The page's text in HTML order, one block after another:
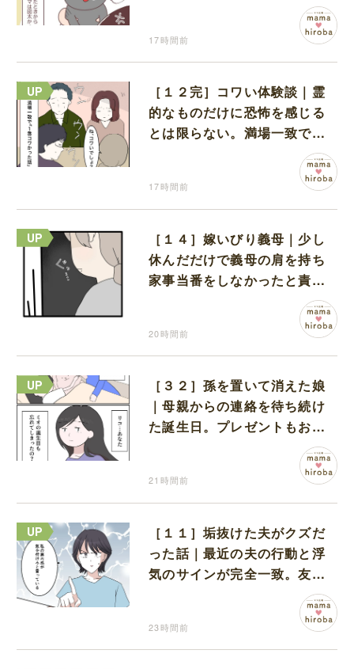
17時間前
［１２完］コワい体験談｜霊
的なものだけに恐怖を感じる
とは限らない。満場一致でコ
ワいと認定された意外な体験
17時間前
［１４］嫁いびり義母｜少し
休んだだけで義母の肩を持ち
家事当番をしなかったと責め
20時間前
［３２］孫を置いて消えた娘
｜母親からの連絡を待ち続け
た誕生日。プレゼントもお祝
21時間前
［１１］垢抜けた夫がクズだ
った話｜最近の夫の行動と浮
気のサインが完全一致。友人
23時間前